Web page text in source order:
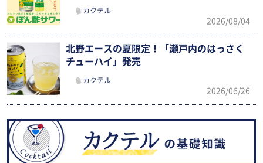
カクテル
2026/08/04
北野エースの夏限定！「瀬戸内のはっさく
チューハイ」発売
カクテル
2026/06/26